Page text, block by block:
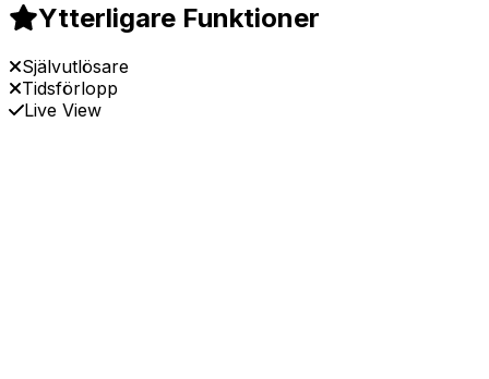
Ytterligare Funktioner
Självutlösare
Tidsförlopp
Live View